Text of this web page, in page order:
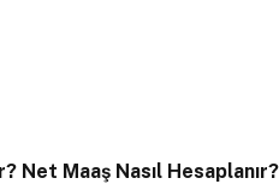
Net Maaş Nasıl Hesaplanır?